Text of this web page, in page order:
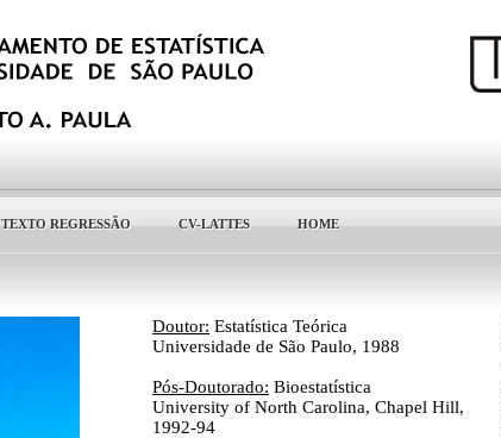
TEXTO REGRESSÃO CV-LATTES HOME
Doutor: Estatística Teórica
Universidade de São Paulo, 1988
Pós-Doutorado: Bioestatística
University of North Carolina, Chapel Hill,
1992-94